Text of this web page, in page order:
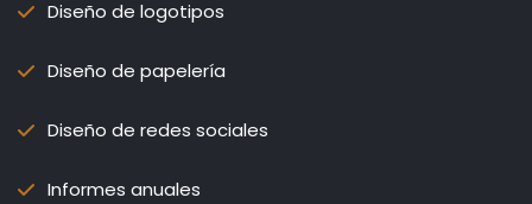
Diseño de logotipos
Diseño de papelería
Diseño de redes sociales
Informes anuales